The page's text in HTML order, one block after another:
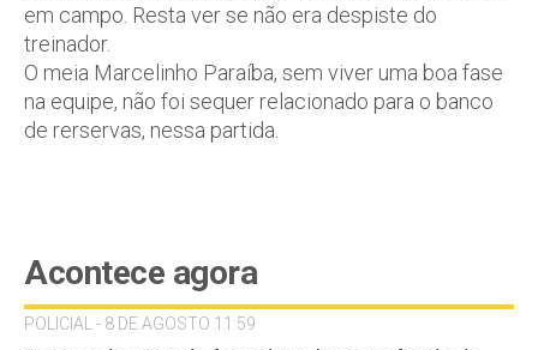
em campo. Resta ver se não era despiste do
treinador.
O meia Marcelinho Paraíba, sem viver uma boa fase
na equipe, não foi sequer relacionado para o banco
de rerservas, nessa partida.
Acontece agora
POLICIAL - 8 DE AGOSTO 11:59